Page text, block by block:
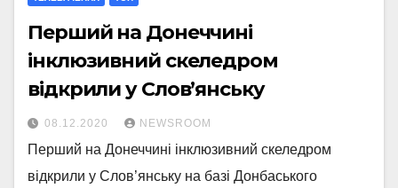
Перший на Донеччині
інклюзивний скеледром
відкрили у Слов’янську
08.12.2020 NEWSROOM
Перший на Донеччині інклюзивний скеледром
відкрили у Слов’янську на базі Донбаського